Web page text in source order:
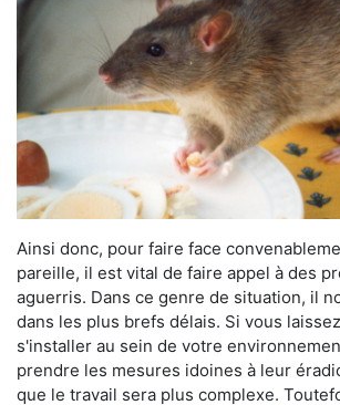
Ainsi donc, pour faire face
pareille, il est vital de faire appel à des
aguerris. Dans ce genre de situation, il
dans les plus brefs délais. Si vous
s'installer au sein de votre
prendre les mesures idoines à leur
que le travail sera plus complexe.